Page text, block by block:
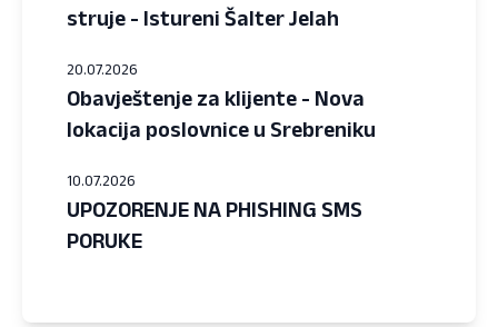
struje - Istureni Šalter Jelah
20.07.2026
Obavještenje za klijente - Nova
lokacija poslovnice u Srebreniku
10.07.2026
UPOZORENJE NA PHISHING SMS
PORUKE